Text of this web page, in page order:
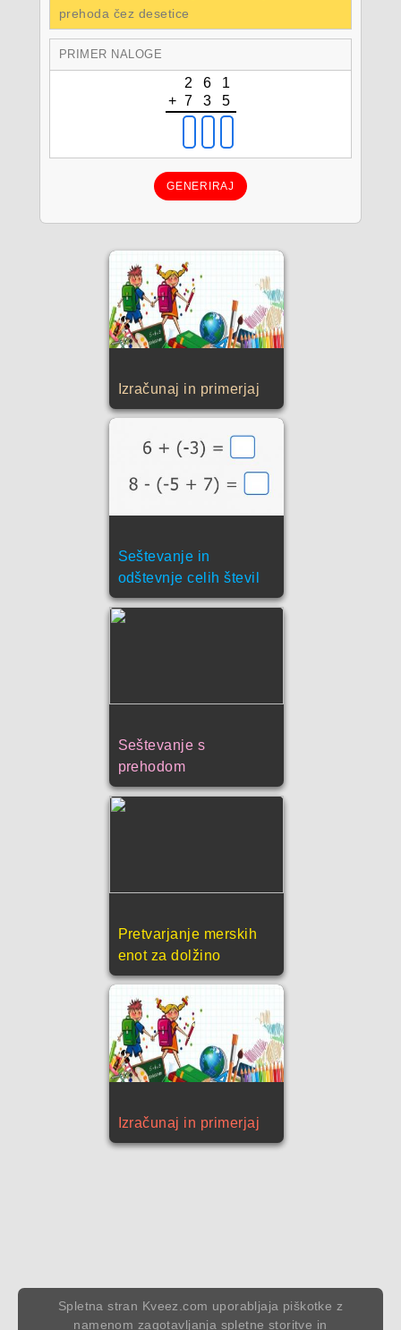
prehoda čez desetice
PRIMER NALOGE
2 6
1
+ 7 3 5
GENERIRAJ
Izračunaj in primerjaj
Seštevanje in
odštevnje celih števil
Seštevanje s
prehodom
Pretvarjanje merskih
enot za dolžino
Izračunaj in primerjaj
Spletna stran Kveez.com uporabljaja piškotke z
namenom zagotavljanja spletne storitve in